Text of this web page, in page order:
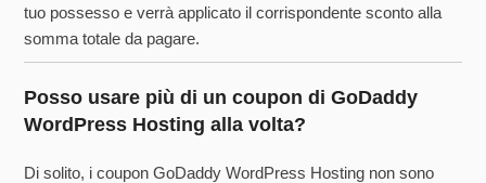
tuo possesso e verrà applicato il corrispondente sconto alla
somma totale da pagare.
Posso usare più di un coupon di GoDaddy
WordPress Hosting alla volta?
Di solito, i coupon GoDaddy WordPress Hosting non sono